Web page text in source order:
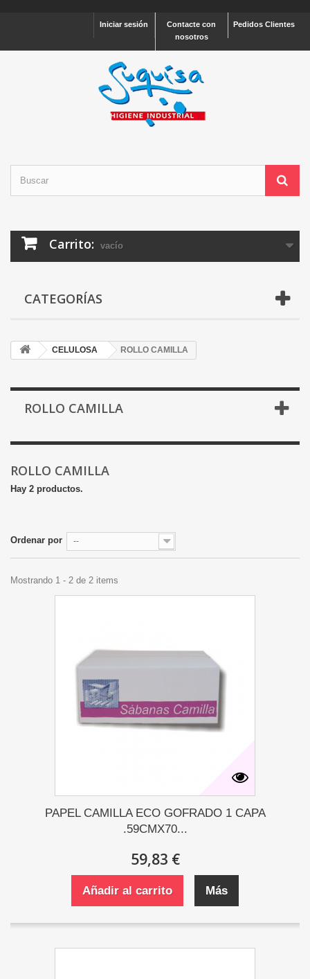
Pedidos Clientes
Contacte con
nosotros
Iniciar sesión
Carrito: vacío
CATEGORÍAS
CELULOSA ROLLO CAMILLA
ROLLO CAMILLA
ROLLO CAMILLA
Hay 2 productos.
Ordenar por --
Mostrando 1 - 2 de 2 items
PAPEL CAMILLA ECO GOFRADO 1 CAPA
.59CMX70...
59,83 €
Añadir al carrito Más